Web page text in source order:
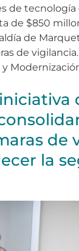
de
de $850
de
de
de
la